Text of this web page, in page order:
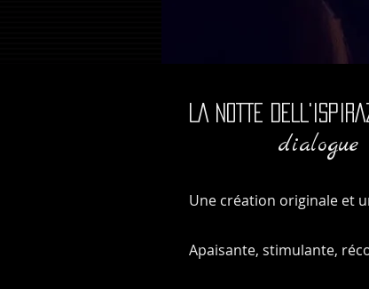
LA NOTTE
Une création originale et
Apaisante, stimulante,